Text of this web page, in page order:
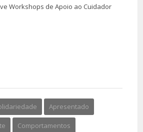
Workshops de Apoio ao Cuidador
Apresentado
Comportamentos